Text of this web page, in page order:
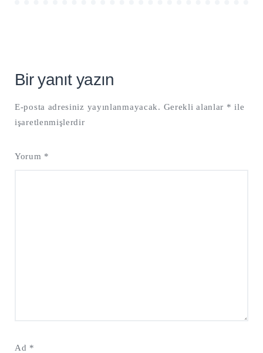
Bir yanıt yazın
E-posta adresiniz yayınlanmayacak. Gerekli alanlar * ile
işaretlenmişlerdir
Yorum *
Ad *